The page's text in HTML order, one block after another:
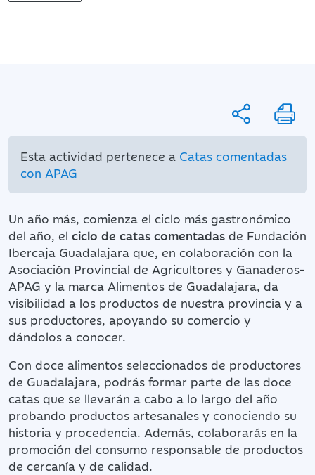
Esta actividad pertenece a Catas comentadas
con APAG
Un año más, comienza el ciclo más gastronómico
del año, el ciclo de catas comentadas de Fundación
Ibercaja Guadalajara que, en colaboración con la
Asociación Provincial de Agricultores y Ganaderos-
APAG y la marca Alimentos de Guadalajara, da
visibilidad a los productos de nuestra provincia y a
sus productores, apoyando su comercio y
dándolos a conocer.
Con doce alimentos seleccionados de productores
de Guadalajara, podrás formar parte de las doce
catas que se llevarán a cabo a lo largo del año
probando productos artesanales y conociendo su
historia y procedencia. Además, colaborarás en la
promoción del consumo responsable de productos
de cercanía y de calidad.